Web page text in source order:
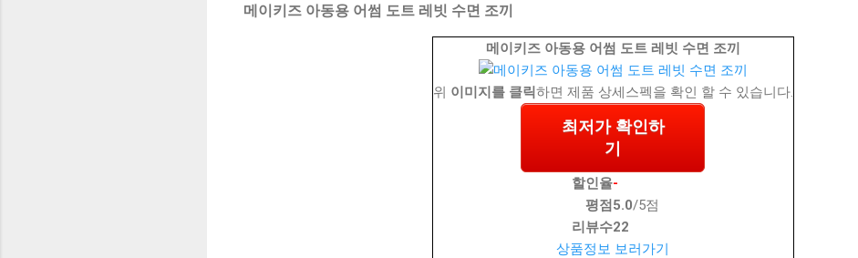
메이키즈 아동용 어썸 도트 레빗 수면 조끼
메이키즈 아동용 어썸 도트 레빗 수면 조끼
위 이미지를 클릭하면 제품 상세스펙을 확인 할 수 있습니다.
최저가 확인하
기
할인율-
평점 5.0/5점
리뷰수22
상품정보 보러가기